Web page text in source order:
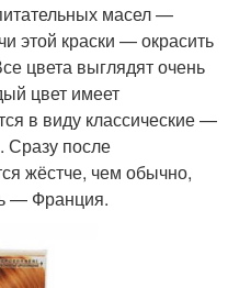
масел —
этой краски — окрасить
цвета выглядят очень
цвет имеет
в виду классические —
Сразу после
жёстче, чем обычно,
— Франция.